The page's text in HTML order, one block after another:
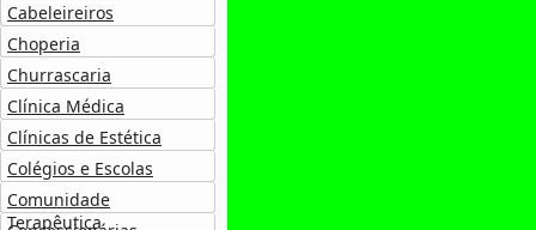
Cabeleireiros
Choperia
Churrascaria
Clínica Médica
Clínicas de Estética
Colégios e Escolas
Comunidade
Terapêutica